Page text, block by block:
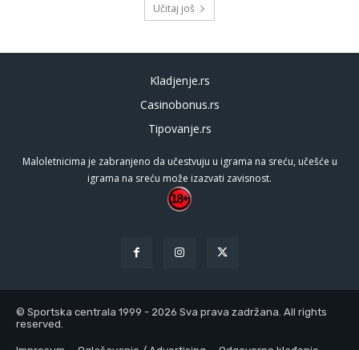
Učitaj još
Kladjenje.rs
Casinobonus.rs
Tipovanje.rs
Maloletnicima je zabranjeno da učestvuju u igrama na sreću, učešće u
igrama na sreću može izazvati zavisnost.
© Sportska centrala 1999 - 2026 Sva prava zadržana. All rights
reserved.